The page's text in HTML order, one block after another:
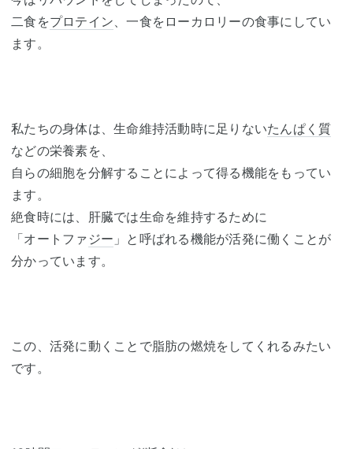
二食をプロテイン、一食をローカロリーの食事にしてい
ます。
私たちの身体は、生命維持活動時に足りないたんぱく質
などの栄養素を、
自らの細胞を分解することによって得る機能をもってい
ます。
絶食時には、肝臓では生命を維持するために
「オートファ ジー 」と呼ばれる機能が活発に働くことが
分かっています。
この、活発に動くことで脂肪の燃焼をしてくれるみたい
です。